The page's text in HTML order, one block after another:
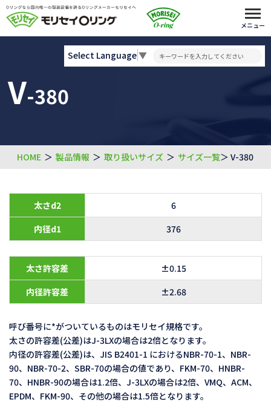
メニュー
V-380
Select Language▼
HOME ＞ 製品情報 ＞ 取り扱いサイズ ＞ サイズ一覧＞ V-380
太さd2
6
内径d1
376
太さ許容差
±0.15
内径許容差
±2.68
呼び番号に*がついているものはモリセイ規格です。
太さの許容差(公差)はJ-3LXの場合は2倍となります。
内径の許容差(公差)は、JIS B2401-1 におけるNBR-70-1、NBR-
90、NBR-70-2、SBR-70の場合の値であり、FKM-70、HNBR-
70、HNBR-90の場合は1.2倍、J-3LXの場合は2倍、VMQ、ACM、
EPDM、FKM-90、その他の場合は1.5倍となります。